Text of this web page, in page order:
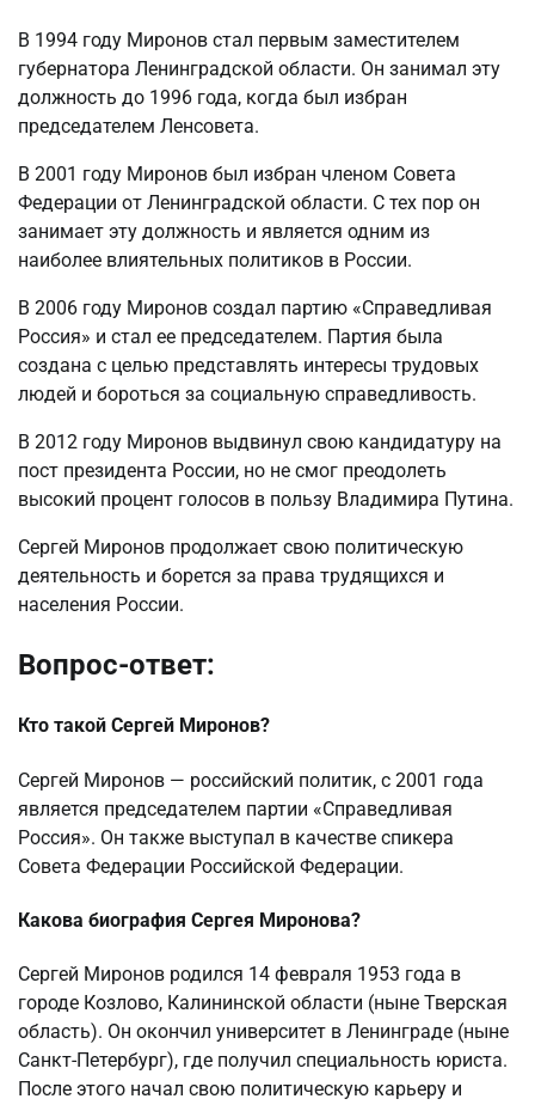
В 1994 году Миронов стал первым заместителем
губернатора Ленинградской области. Он занимал эту
должность до 1996 года, когда был избран
председателем Ленсовета.
В 2001 году Миронов был избран членом Совета
Федерации от Ленинградской области. С тех пор он
занимает эту должность и является одним из
наиболее влиятельных политиков в России.
В 2006 году Миронов создал партию «Справедливая
Россия» и стал ее председателем. Партия была
создана с целью представлять интересы трудовых
людей и бороться за социальную справедливость.
В 2012 году Миронов выдвинул свою кандидатуру на
пост президента России, но не смог преодолеть
высокий процент голосов в пользу Владимира Путина.
Сергей Миронов продолжает свою политическую
деятельность и борется за права трудящихся и
населения России.
Вопрос-ответ:
Кто такой Сергей Миронов?
Сергей Миронов — российский политик, с 2001 года
является председателем партии «Справедливая
Россия». Он также выступал в качестве спикера
Совета Федерации Российской Федерации.
Какова биография Сергея Миронова?
Сергей Миронов родился 14 февраля 1953 года в
городе Козлово, Калининской области (ныне Тверская
область). Он окончил университет в Ленинграде (ныне
Санкт-Петербург), где получил специальность юриста.
После этого начал свою политическую карьеру и